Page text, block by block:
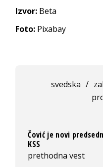
Izvor: Beta
Foto: Pixabay
svedska /
Čović je novi
KSS
prethodna vest